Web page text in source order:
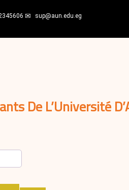
sup@aun.edu.eg
De L’Université